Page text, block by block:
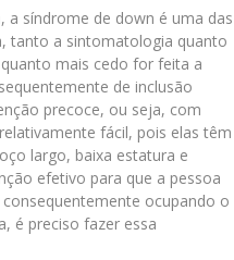
a síndrome de down é uma das
tanto a sintomatologia quanto
mais cedo for feita a
de inclusão
precoce, ou seja, com
fácil, pois elas têm
largo, baixa estatura e
efetivo para que a pessoa
ocupando o
é preciso fazer essa